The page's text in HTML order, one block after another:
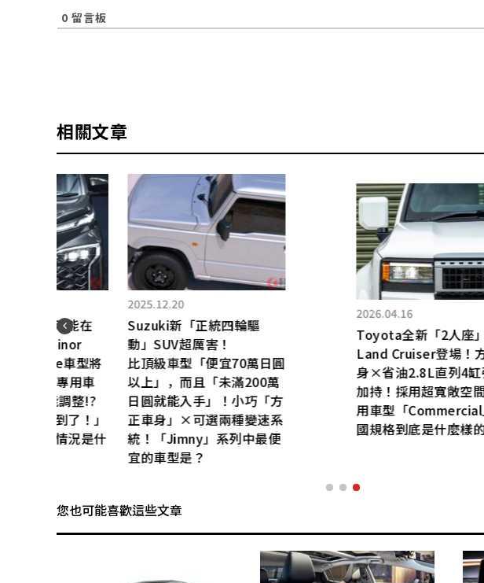
0 留言板
相關文章
2026.04.16
Toyota全新「2人座」
Land Cruiser登場！方正車
身×省油2.8L直列4缸引擎
加持！採用超寬敞空間的實
用車型「Commercial」英
國規格到底是什麼樣的車？
Lexus新「運動房車」發
表！全長4.7米「剛剛好尺
寸」＆比最高級款省「460
萬日圓以上」的簡約設計！
搭載「直列4缸渦輪×FR」
駕駛樂趣滿點的「IS」最入
門車型是？
日產
R36
感來
「
工用
機器！
您也可能喜歡這些文章